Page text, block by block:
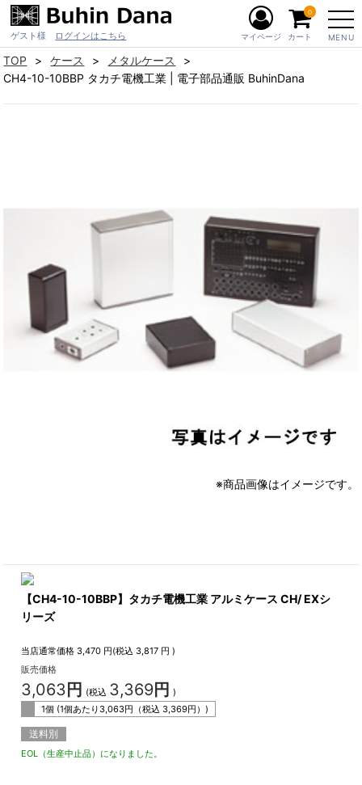
ゲスト様 ログインはこちら MENU
マイページ カート
0
TOP ケース
メタルケース
CH4-10-10BBP タカチ電機工業 | 電子部品通販 BuhinDana
※商品画像はイメージです。
【CH4-10-10BBP】タカチ電機工業 アルミケース CH/ EXシ
リーズ
当店通常価格 3,470 円(税込 3,817 円 )
販売価格
3,063 円 (税込 3,369円 )
1個 (1個あたり 3,063円（税込 3,369円）)
送料別
EOL（生産中止品）になりました。